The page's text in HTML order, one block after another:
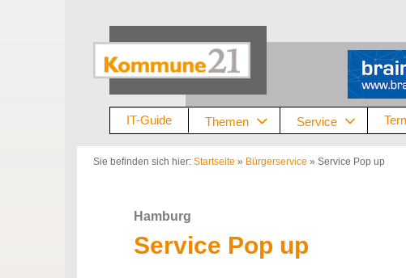
IT-Guide Themen Service
Sie befinden sich hier: Startseite » Bürgerservice » Service Pop up
Hamburg
Service Pop up